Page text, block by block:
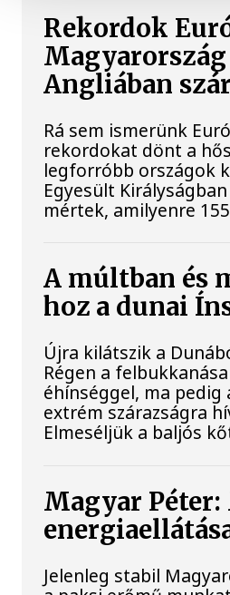
Rekordok
Angliában
Rá sem ismerünk
rekordokat dönt a
legforróbb országok
Egyesült
mértek, amilyenre
A múltban és
hoz a dunai
Újra kilátszik a
Régen a
éhínséggel, ma
extrém szárazságra
Elmeséljük a baljós
Magyar
Jelenleg stabil